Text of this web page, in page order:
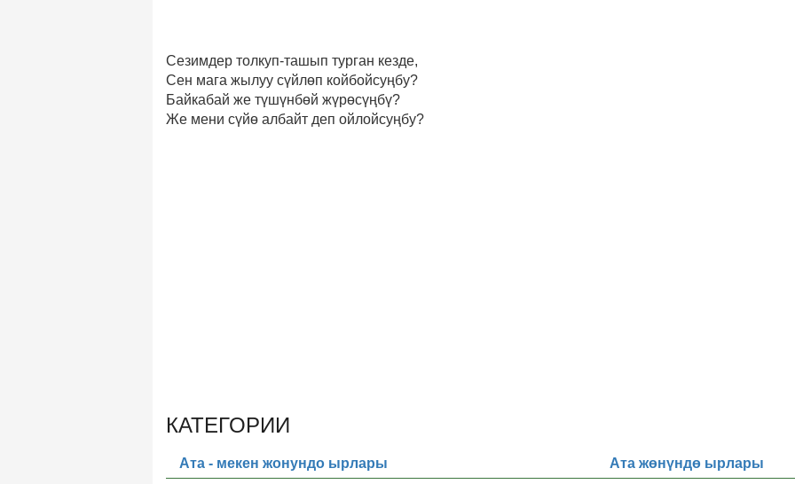
Сезимдер толкуп-ташып турган кезде,
Сен мага жылуу сүйлөп койбойсуңбу?
Байкабай же түшүнбөй жүрөсүңбү?
Же мени сүйө албайт деп ойлойсуңбу?
КАТЕГОРИИ
Ата - мекен жонундо ырлары
Ата жөнүндө ырлары